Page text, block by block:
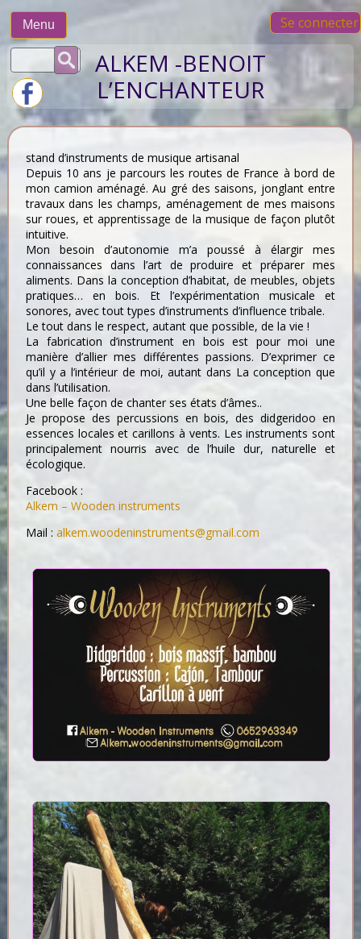
Menu Se connecter
Rechercher :
ALKEM -BENOIT
L’ENCHANTEUR
stand d’instruments de musique artisanal
Depuis 10 ans je parcours les routes de France à bord de
mon camion aménagé. Au gré des saisons, jonglant entre
travaux dans les champs, aménagement de mes maisons
sur roues, et apprentissage de la musique de façon plutôt
intuitive.
Mon besoin d’autonomie m’a poussé à élargir mes
connaissances dans l’art de produire et préparer mes
aliments. Dans la conception d’habitat, de meubles, objets
pratiques… en bois. Et l’expérimentation musicale et
sonores, avec tout types d’instruments d’influence tribale.
Le tout dans le respect, autant que possible, de la vie !
La fabrication d’instrument en bois est pour moi une
manière d’allier mes différentes passions. D’exprimer ce
qu’il y a l’intérieur de moi, autant dans La conception que
dans l’utilisation.
Une belle façon de chanter ses états d’âmes..
Je propose des percussions en bois, des didgeridoo en
essences locales et carillons à vents. Les instruments sont
principalement nourris avec de l’huile dur, naturelle et
écologique.
Facebook :
Alkem – Wooden instruments
Mail : alkem.woodeninstruments@gmail.com